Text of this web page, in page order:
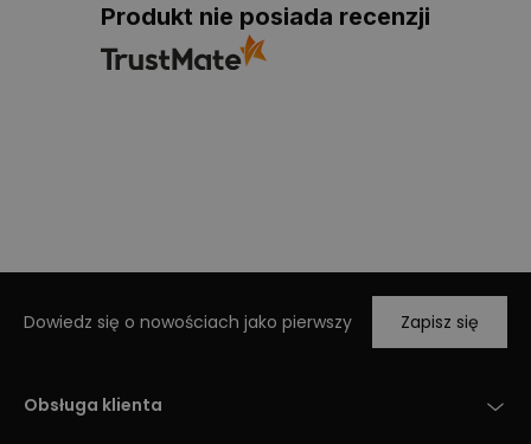
Produkt nie posiada recenzji
Dowiedz się o nowościach jako pierwszy Zapisz się
Obsługa klienta